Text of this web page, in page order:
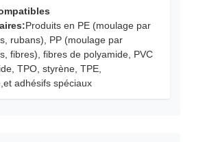
Produits en PE (moulage par
rubans), PP (moulage par
fibres), fibres de polyamide, PVC
TPO, styrène, TPE,
adhésifs spéciaux